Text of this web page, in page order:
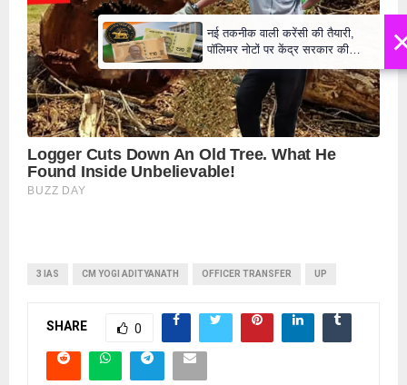
3 IAS CM YOGI ADITYANATH OFFICER TRANSFER UP
SHARE 0